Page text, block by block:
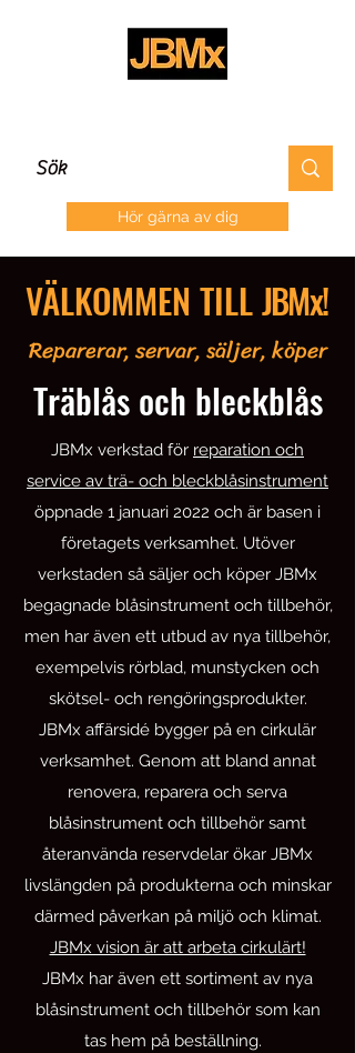
Hör gärna av dig
VÄLKOMMEN TILLJBMx!
Reparerar, servar, säljer, köper
Träblås och bleckblås
JBMx verkstad för reparation och
service av trä- och bleckblåsinstrument
öppnade 1 januari 2022 och är basen i
företagets verksamhet. Utöver
verkstaden så säljer och köper JBMx
begagnade blåsinstrument och tillbehör,
men har även ett utbud av nya tillbehör,
exempelvis rörblad, munstycken och
skötsel- och rengöringsprodukter.
JBMx affärsidé bygger på en cirkulär
verksamhet. Genom att bland annat
renovera, reparera och serva
blåsinstrument och tillbehör samt
återanvända reservdelar ökar JBMx
livslängden på produkterna och minskar
därmed påverkan på miljö och klimat.
JBMx vision är att arbeta cirkulärt!
JBMx har även ett sortiment av nya
blåsinstrument och tillbehör som kan
tas hem på beställning.